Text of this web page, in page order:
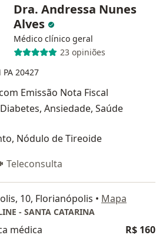
Dra. Andressa Nunes
Alves
Médico clínico geral
23 opiniões
PA 20427
Emissão Nota Fiscal
Ansiedade, Saúde
Nódulo de Tireoide
Teleconsulta
10, Florianópolis • Mapa
- SANTA CATARINA
médica R$ 160